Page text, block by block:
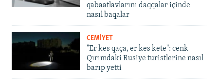
qabaatlavlarını daqqalar içinde
nasıl baqalar
CEMİYET
"Er kes qaça, er kes kete": cenk
Qırımdaki Rusiye turistlerine nasıl
barıp yetti